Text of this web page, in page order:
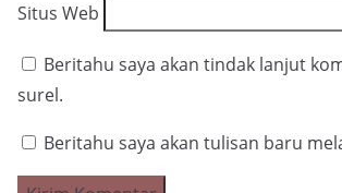
Situs Web
Beritahu saya akan tindak lanjut
surel.
Beritahu saya akan tulisan baru